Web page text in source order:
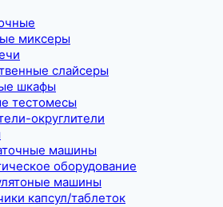
миксеры
слайсеры
шкафы
тестомесы
округлители
машины
оборудование
машины
капсул/таблеток